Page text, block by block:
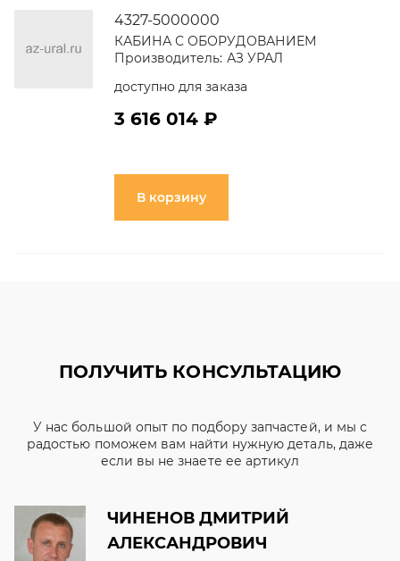
4327-5000000
КАБИНА С ОБОРУДОВАНИЕМ
Производитель: АЗ УРАЛ
доступно для заказа
3 616 014 ₽
В корзину
ПОЛУЧИТЬ КОНСУЛЬТАЦИЮ
У нас большой опыт по подбору запчастей, и мы с
радостью поможем вам найти нужную деталь, даже
если вы не знаете ее артикул
ЧИНЕНОВ ДМИТРИЙ
АЛЕКСАНДРОВИЧ